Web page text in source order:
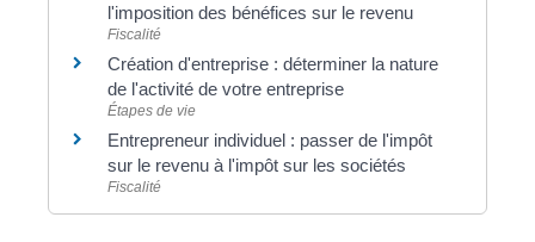
l'imposition des bénéfices sur le revenu
Fiscalité
Création d'entreprise : déterminer la nature
de l'activité de votre entreprise
Étapes de vie
Entrepreneur individuel : passer de l'impôt
sur le revenu à l'impôt sur les sociétés
Fiscalité